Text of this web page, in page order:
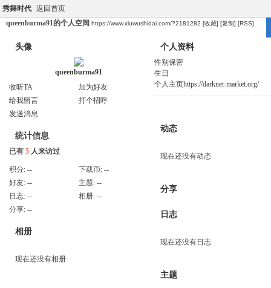
秀舞时代 返回首页
queenburma91的个人空间 https://www.xiuwushidai.com/?2181282 [收藏] [复制] [RSS]
头像
queenburma91
收听TA
加为好友
给我留言
打个招呼
发送消息
统计信息
已有 5 人来访过
积分: -- 下载币: --
好友: -- 主题: --
日志: -- 相册: --
分享: --
相册
现在还没有相册
个人资料
性别 保密
生日
个人主页https://darknet-market.org/
动态
现在还没有动态
分享
日志
现在还没有日志
主题